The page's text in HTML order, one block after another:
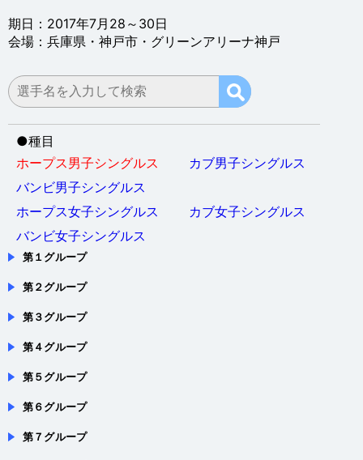
期日：2017年7月28～30日
会場：兵庫県・神戸市・グリーンアリーナ神戸
●種目
ホープス男子シングルス
カブ男子シングルス
バンビ男子シングルス
ホープス女子シングルス
カブ女子シングルス
バンビ女子シングルス
第１グループ
第２グループ
第３グループ
第４グループ
第５グループ
第６グループ
第７グループ